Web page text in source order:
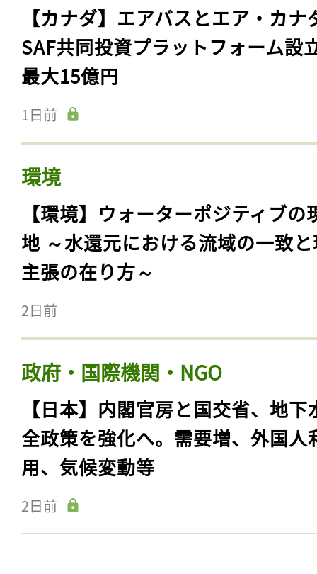
【カナダ】エアバスとエア・カナ
SAF共同投資プラットフォーム設
最大15億円
1日前
環境
【環境】ウォーターポジティブの
地 ～水還元における流域の一致
主張の在り方～
2日前
政府・国際機関・NGO
【日本】内閣官房と国交省、地下
全政策を強化へ。需要増、外国人
用、気候変動等
2日前